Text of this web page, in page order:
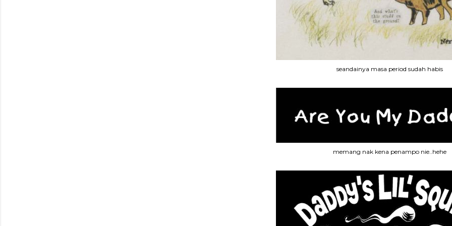
seandainya masa period sudah habis
memang nak kena penampo nie..hehe